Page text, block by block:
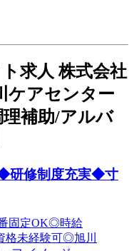
求人 株式会社
ケアセンター
補助/アルバ
研修制度充実◆寸